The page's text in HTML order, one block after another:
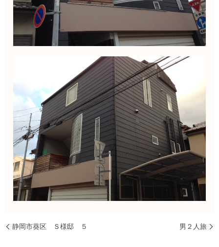
静岡市葵区 Ｓ様邸 ５ 男２人旅